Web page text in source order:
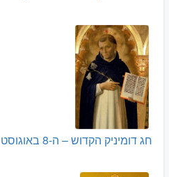
חג דומיניק הקדוש – ה-8 באוגוסט